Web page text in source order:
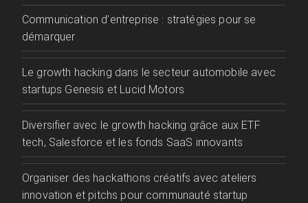
Communication d’entreprise : stratégies pour se
démarquer
Le growth hacking dans le secteur automobile avec
startups Genesis et Lucid Motors
Diversifier avec le growth hacking grâce aux ETF
tech, Salesforce et les fonds SaaS innovants
Organiser des hackathons créatifs avec ateliers
innovation et pitchs pour communauté startup